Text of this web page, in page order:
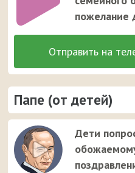
пожелание
Папе (от детей)
Дети